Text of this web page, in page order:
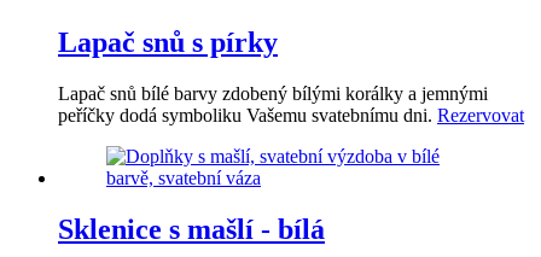
Lapač snů s pírky
Lapač snů bílé barvy zdobený bílými korálky a jemnými
peříčky dodá symboliku Vašemu svatebnímu dni. Rezervovat
Sklenice s mašlí - bílá